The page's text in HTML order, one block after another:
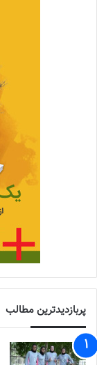
پربازدیدترین مطالب